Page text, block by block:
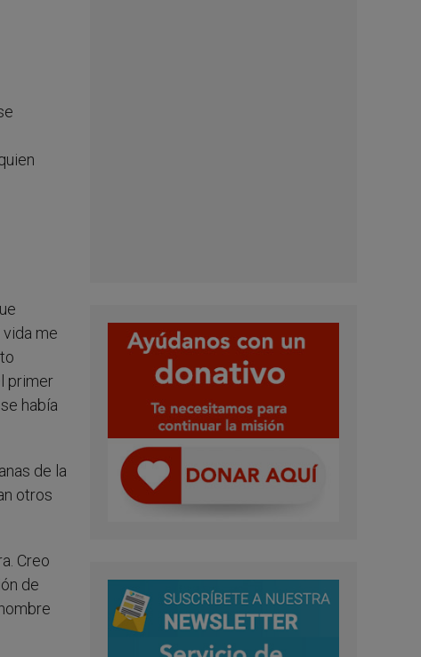
me
primer
había
de la
otros
Creo
de